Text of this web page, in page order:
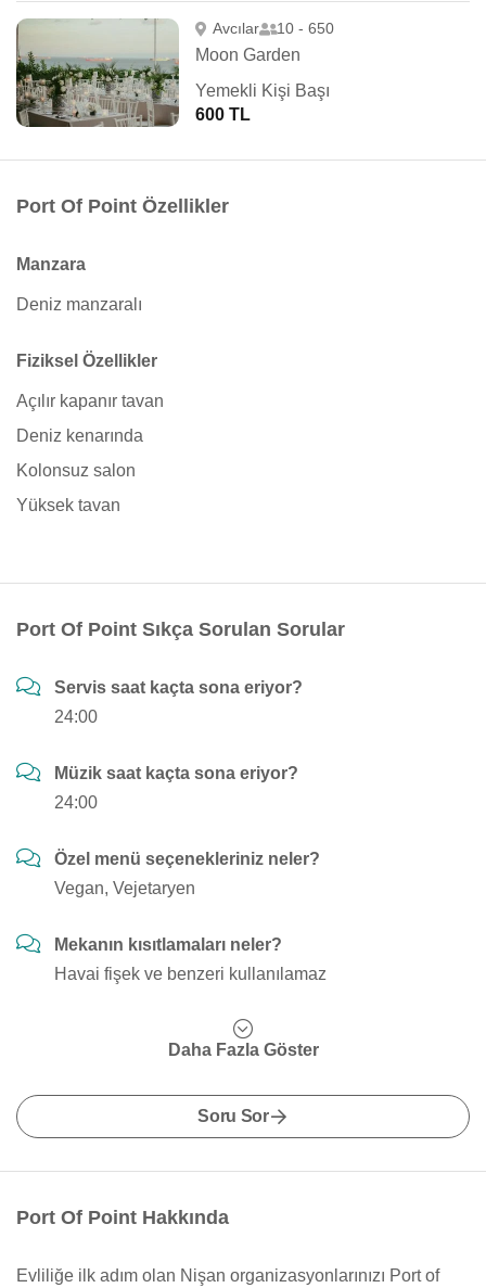
Avcılar 10 - 650
Moon Garden
Yemekli Kişi Başı
600 TL
Port Of Point Özellikler
Manzara
Deniz manzaralı
Fiziksel Özellikler
Açılır kapanır tavan
Deniz kenarında
Kolonsuz salon
Yüksek tavan
Port Of Point Sıkça Sorulan Sorular
Servis saat kaçta sona eriyor?
24:00
Müzik saat kaçta sona eriyor?
24:00
Özel menü seçenekleriniz neler?
Vegan, Vejetaryen
Mekanın kısıtlamaları neler?
Havai fişek ve benzeri kullanılamaz
Daha Fazla Göster
Soru Sor
Port Of Point Hakkında
Evliliğe ilk adım olan Nişan organizasyonlarınızı Port of